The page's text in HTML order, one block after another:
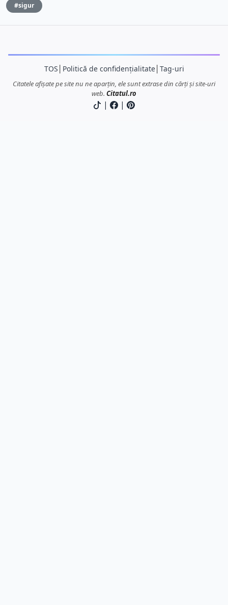
#sigur
TOS Politică de confidențialitate│ Tag-uri
Citatele afișate pe site nu ne aparțin, ele sunt extrase din cărți și site-uri
web. Citatul.ro
| |